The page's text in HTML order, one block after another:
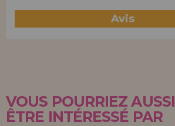
Avis
VOUS POURRIEZ AUSSI
ÊTRE INTÉRESSÉ PAR